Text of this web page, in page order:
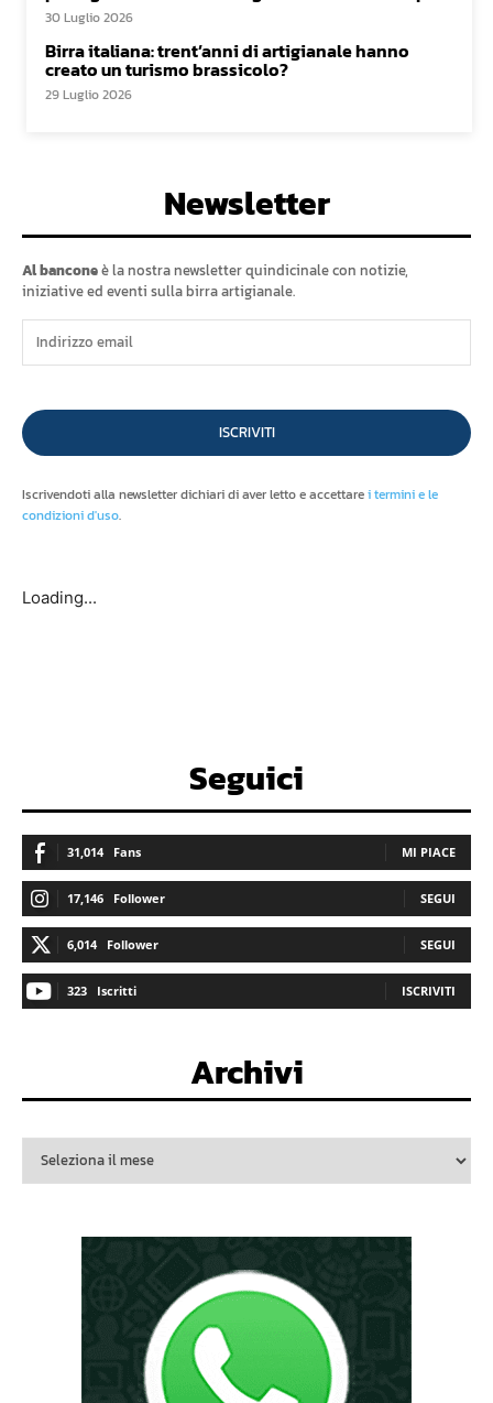
30 Luglio 2026
Birra italiana: trent’anni di artigianale hanno
creato un turismo brassicolo?
29 Luglio 2026
Newsletter
Al banconeè la nostra newsletter quindicinale con notizie,
iniziative ed eventi sulla birra artigianale.
ISCRIVITI
Iscrivendoti alla newsletter dichiari di aver letto e accettarei termini e le
condizioni d'uso.
Loading...
Seguici
31,014 Fans MI PIACE
17,146 Follower SEGUI
6,014 Follower SEGUI
323 Iscritti ISCRIVITI
Archivi